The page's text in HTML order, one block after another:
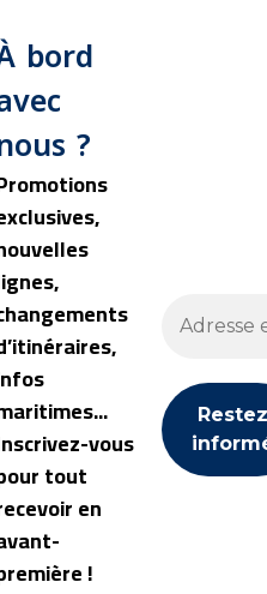
bord
?
vous
tout
en
!